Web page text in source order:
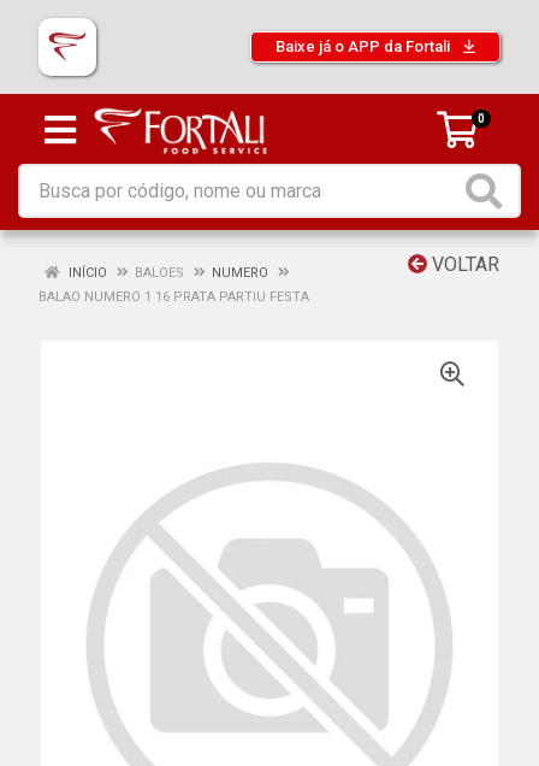
Baixe já o APP da Fortali
0
VOLTAR
INÍCIO BALOES
NUMERO
BALAO NUMERO 1 16 PRATA PARTIU FESTA